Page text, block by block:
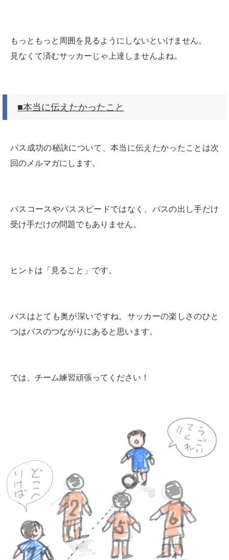
もっともっと周囲を見るようにしないといけません。
見なくて済むサッカーじゃ上達しませんよね。
■本当に伝えたかったこと
パス成功の秘訣について、本当に伝えたかったことは次
回のメルマガにします。
パスコースやパススピードではなく、パスの出し手だけ
受け手だけの問題でもありません。
ヒントは「見ること」です。
パスはとても奥が深いですね。サッカーの楽しさのひと
つはパスのつながりにあると思います。
では、チーム練習頑張ってください！